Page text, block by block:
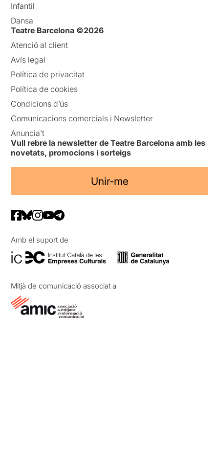
Infantil
Dansa
Teatre Barcelona ©2026
Atenció al client
Avís legal
Política de privacitat
Política de cookies
Condicions d’ús
Comunicacions comercials i Newsletter
Anuncia’t
Vull rebre la newsletter de Teatre Barcelona amb les
novetats, promocions i sorteigs
Unir-me
Amb el suport de
Mitjà de comunicació associat a